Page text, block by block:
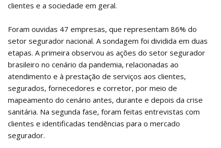
clientes e a sociedade em geral.
Foram ouvidas 47 empresas, que representam 86% do
setor segurador nacional. A sondagem foi dividida em duas
etapas. A primeira observou as ações do setor segurador
brasileiro no cenário da pandemia, relacionadas ao
atendimento e à prestação de serviços aos clientes,
segurados, fornecedores e corretor, por meio de
mapeamento do cenário antes, durante e depois da crise
sanitária. Na segunda fase, foram feitas entrevistas com
clientes e identificadas tendências para o mercado
segurador.